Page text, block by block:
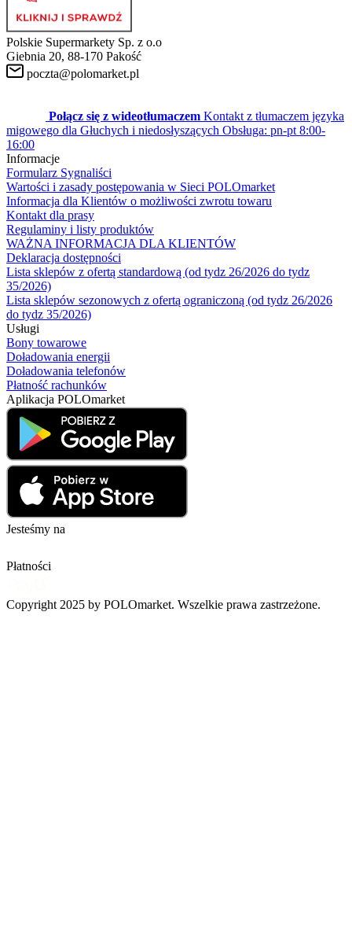
Polskie Supermarkety Sp. z o.o
Giebnia 20, 88-170 Pakość
poczta@polomarket.pl
Połącz się z wideotłumaczem Kontakt z tłumaczem języka
migowego dla Głuchych i niedosłyszących Obsługa: pn-pt 8:00-
16:00
Informacje
Formularz Sygnaliści
Wartości i zasady postępowania w Sieci POLOmarket
Informacja dla Klientów o możliwości zwrotu towaru
Kontakt dla prasy
Regulaminy i listy produktów
WAŻNA INFORMACJA DLA KLIENTÓW
Deklaracja dostępności
Lista sklepów z ofertą standardową (od tydz 26/2026 do tydz
35/2026)
Lista sklepów sezonowych z ofertą ograniczoną (od tydz 26/2026
do tydz 35/2026)
Usługi
Bony towarowe
Doładowania energii
Doładowania telefonów
Płatność rachunków
Aplikacja POLOmarket
Jesteśmy na
Płatności
Copyright 2025 by POLOmarket. Wszelkie prawa zastrzeżone.